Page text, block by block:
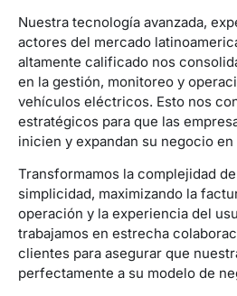
Nuestra tecnología avanzada,
actores del mercado
altamente calificado nos
en la gestión, monitoreo y
vehículos eléctricos. Esto nos
estratégicos para que las
inicien y expandan su negocio
Transformamos la complejidad
simplicidad, maximizando la
operación y la experiencia del
trabajamos en estrecha
clientes para asegurar que
perfectamente a su modelo de